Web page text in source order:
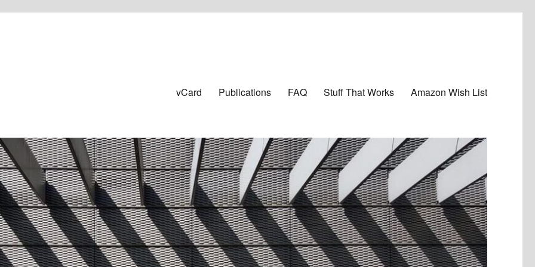
vCard Publications FAQ Stuff That Works Amazon Wish List